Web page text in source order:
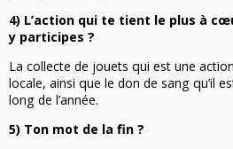
4) L’action qui te tient le plus à
y participes ?
La collecte de jouets qui est une
locale, ainsi que le don de sang qu’il
long de l’année.
5) Ton mot de la fin ?